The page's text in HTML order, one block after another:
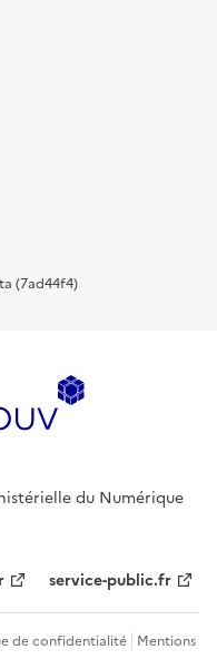
(7ad44f4)
du Numérique
service-public.fr
de confidentialité Mentions